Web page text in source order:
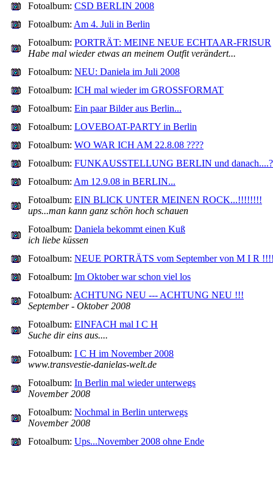
Fotoalbum: CSD BERLIN 2008
Fotoalbum: Am 4. Juli in Berlin
Fotoalbum: PORTRÄT: MEINE NEUE ECHTAAR-FRISUR
Habe mal wieder etwas an meinem Outfit verändert...
Fotoalbum: NEU: Daniela im Juli 2008
Fotoalbum: ICH mal wieder im GROSSFORMAT
Fotoalbum: Ein paar Bilder aus Berlin...
Fotoalbum: LOVEBOAT-PARTY in Berlin
Fotoalbum: WO WAR ICH AM 22.8.08 ????
Fotoalbum: FUNKAUSSTELLUNG BERLIN und danach....?
Fotoalbum: Am 12.9.08 in BERLIN...
Fotoalbum: EIN BLICK UNTER MEINEN ROCK...!!!!!!!!
ups...man kann ganz schön hoch schauen
Fotoalbum: Daniela bekommt einen Kuß
ich liebe küssen
Fotoalbum: NEUE PORTRÄTS vom September von M I R
Fotoalbum: Im Oktober war schon viel los
Fotoalbum: ACHTUNG NEU --- ACHTUNG NEU !!!
September - Oktober 2008
Fotoalbum: EINFACH mal I C H
Suche dir eins aus....
Fotoalbum: I C H im November 2008
www.transvestie-danielas-welt.de
Fotoalbum: In Berlin mal wieder unterwegs
November 2008
Fotoalbum: Nochmal in Berlin unterwegs
November 2008
Fotoalbum: Ups...November 2008 ohne Ende